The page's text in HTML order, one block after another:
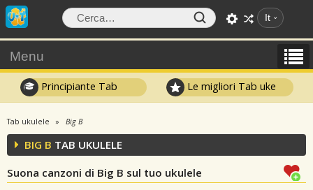
It
Menu
Principiante Tab Le migliori Tab uke
Tab ukulele Big B
BIG B TAB UKULELE
Suona canzoni di Big B sul tuo ukulele